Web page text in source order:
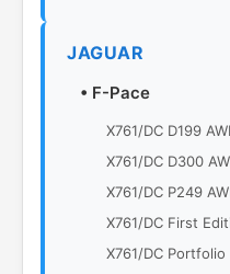
JAGUAR
• F-Pace
X761/DC D199
X761/DC D300
X761/DC P249
X761/DC First
X761/DC Portfolio